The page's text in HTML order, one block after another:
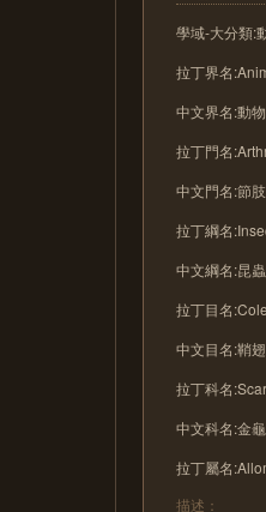
學域-大分類:
拉丁界名
中文界名:動
拉丁門名
中文門名:節
拉丁綱名
中文綱名:昆
拉丁目名
中文目名:鞘
拉丁科名
中文科名:金
拉丁屬名
描述：